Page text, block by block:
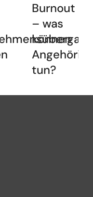
Burnout
– was
können
tun?